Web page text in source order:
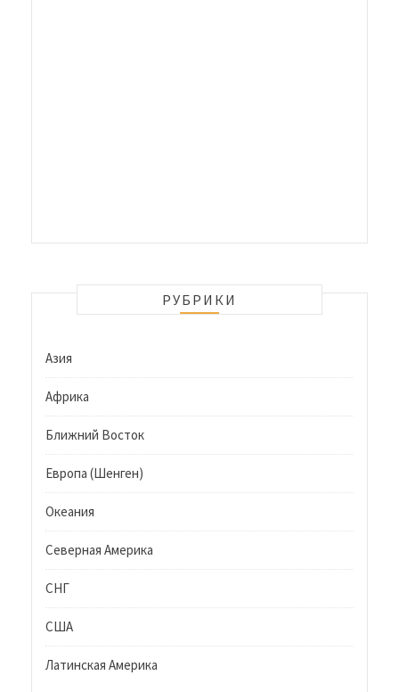
РУБРИКИ
Азия
Африка
Ближний Восток
Европа (Шенген)
Океания
Северная Америка
СНГ
США
Латинская Америка